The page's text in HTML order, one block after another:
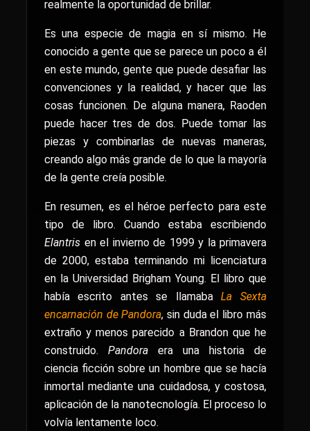
realmente la oportunidad de brillar.
Es una especie de magia en sí mismo. He
conocido a gente que se parece un poco a él
en este mundo, gente que puede desafiar las
convenciones y la realidad, y hacer que las
cosas funcionen. De alguna manera, Raoden
puede hacer tres de dos. Puede tomar las
piezas y combinarlas de nuevas maneras,
creando algo más grande de lo que la mayoría
de la gente creía posible.
En resumen, es el héroe perfecto para este
tipo de libro. Cuando estaba escribiendo
Elantris en el invierno de 1999 y la primavera
de 2000, estaba terminando mi licenciatura
en la Universidad Brigham Young. El libro que
había escrito antes se llamaba La Sexta
encarnación de Pandora, sin duda el libro más
extraño y menos parecido a Brandon que he
construido. Pandora era una historia de
ciencia ficción sobre un hombre que se hacía
inmortal mediante una cuidadosa, y costosa,
aplicación de la nanotecnología. El proceso lo
volvía lentamente loco.